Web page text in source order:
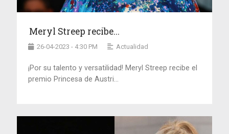
Meryl Streep recibe...
26-04-2023 - 4:30 PM Actualidad
¡Por su talento y versatilidad! Meryl Streep recibe el
premio Princesa de Austri...